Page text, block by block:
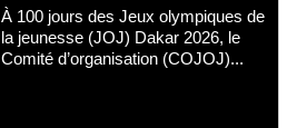
À 100 jours des Jeux olympiques de
la jeunesse (JOJ) Dakar 2026, le
Comité d’organisation (COJOJ)...